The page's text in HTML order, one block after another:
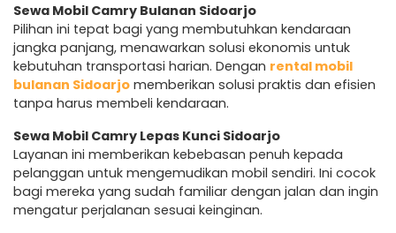
Sewa Mobil Camry Bulanan Sidoarjo
Pilihan ini tepat bagi yang membutuhkan kendaraan
jangka panjang, menawarkan solusi ekonomis untuk
kebutuhan transportasi harian. Dengan rental mobil
bulanan Sidoarjo memberikan solusi praktis dan efisien
tanpa harus membeli kendaraan.
Sewa Mobil Camry Lepas Kunci Sidoarjo
Layanan ini memberikan kebebasan penuh kepada
pelanggan untuk mengemudikan mobil sendiri. Ini cocok
bagi mereka yang sudah familiar dengan jalan dan ingin
mengatur perjalanan sesuai keinginan.